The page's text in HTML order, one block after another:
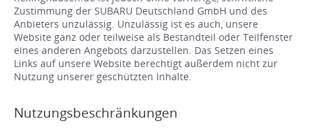
Zustimmung der SUBARU Deutschland GmbH und des
Anbieters unzulässig. Unzulässig ist es auch, unsere
Website ganz oder teilweise als Bestandteil oder Teilfenster
eines anderen Angebots darzustellen. Das Setzen eines
Links auf unsere Website berechtigt außerdem nicht zur
Nutzung unserer geschützten Inhalte.
Nutzungsbeschränkungen